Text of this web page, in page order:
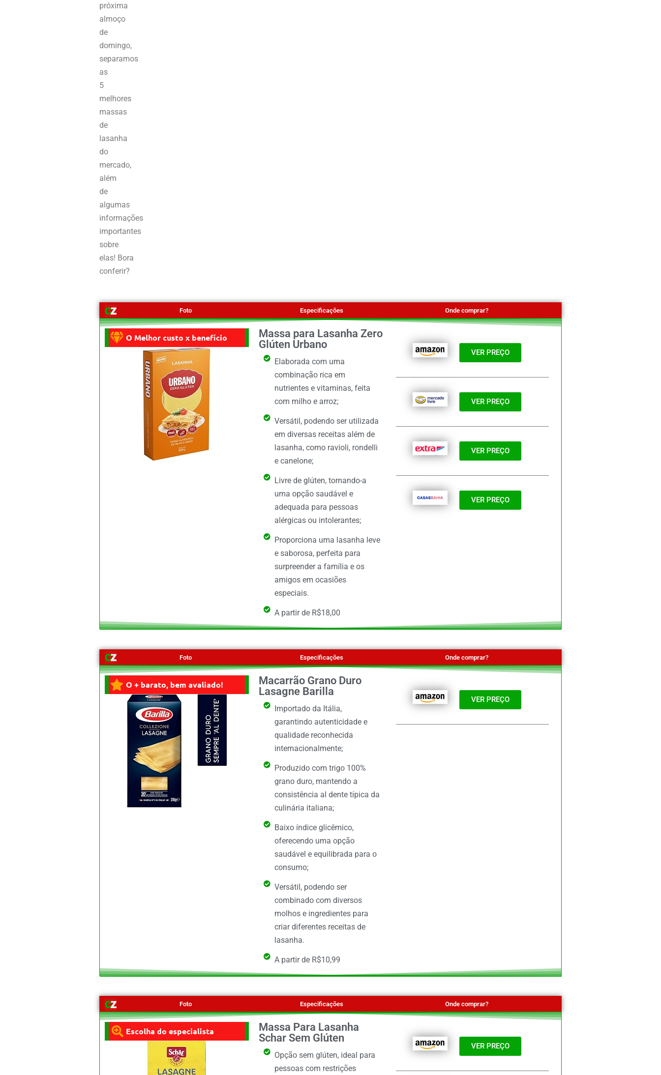
próxima
almoço
de
domingo,
separamos
as
5
melhores
massas
de
lasanha
do
mercado,
além
de
algumas
informações
importantes
sobre
elas! Bora
conferir?
Foto Especificações Onde comprar?
O Melhor custo x benefício
Massa para Lasanha Zero
Glúten Urbano
Elaborada com uma
combinação rica em
nutrientes e vitaminas, feita
com milho e arroz;
Versátil, podendo ser utilizada
em diversas receitas além de
lasanha, como ravioli, rondelli
e canelone;
Livre de glúten, tornando-a
uma opção saudável e
adequada para pessoas
alérgicas ou intolerantes;
Proporciona uma lasanha leve
e saborosa, perfeita para
surpreender a família e os
amigos em ocasiões
especiais.
A partir de R$18,00
VER PREÇO
VER PREÇO
VER PREÇO
VER PREÇO
Foto Especificações Onde comprar?
O + barato, bem avaliado!
Macarrão Grano Duro
Lasagne Barilla
Importado da Itália,
garantindo autenticidade e
qualidade reconhecida
internacionalmente;
Produzido com trigo 100%
grano duro, mantendo a
consistência al dente típica da
culinária italiana;
Baixo índice glicêmico,
oferecendo uma opção
saudável e equilibrada para o
consumo;
Versátil, podendo ser
combinado com diversos
molhos e ingredientes para
criar diferentes receitas de
lasanha.
A partir de R$10,99
VER PREÇO
Foto Especificações Onde comprar?
Escolha do especialista
Massa Para Lasanha
Schar Sem Glúten
Opção sem glúten, ideal para
pessoas com restrições
VER PREÇO